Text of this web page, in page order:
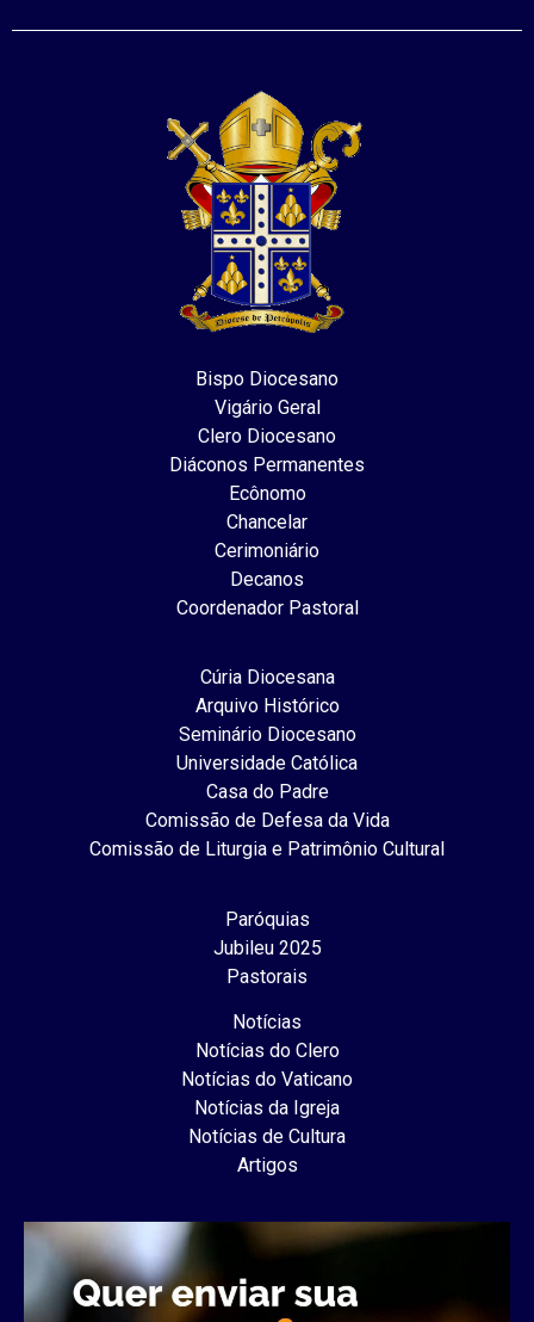
Bispo Diocesano
Vigário Geral
Clero Diocesano
Diáconos Permanentes
Ecônomo
Chancelar
Cerimoniário
Decanos
Coordenador Pastoral
Cúria Diocesana
Arquivo Histórico
Seminário Diocesano
Universidade Católica
Casa do Padre
Comissão de Defesa da Vida
Comissão de Liturgia e Patrimônio Cultural
Paróquias
Jubileu 2025
Pastorais
Notícias
Notícias do Clero
Notícias do Vaticano
Notícias da Igreja
Notícias de Cultura
Artigos